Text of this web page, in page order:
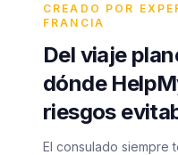
CREADO POR
FRANCIA
Del viaje
dónde
riesgos
El consulado siempre